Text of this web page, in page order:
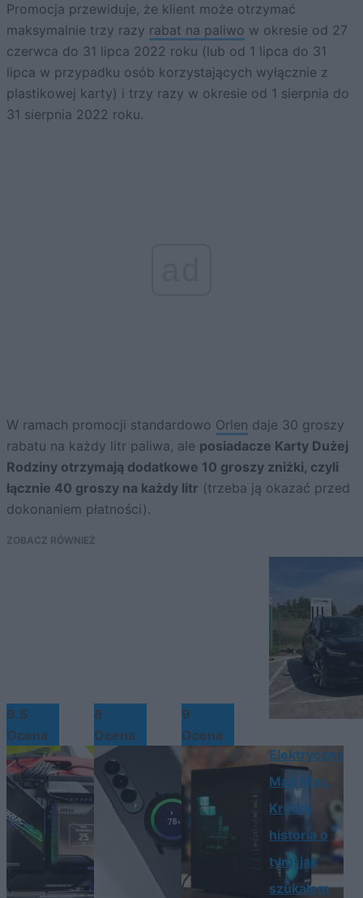
Promocja przewiduje, że klient może otrzymać
maksymalnie trzy razy rabat na paliwo w okresie od 27
czerwca do 31 lipca 2022 roku (lub od 1 lipca do 31
lipca w przypadku osób korzystających wyłącznie z
plastikowej karty) i trzy razy w okresie od 1 sierpnia do
31 sierpnia 2022 roku.
W ramach promocji standardowo Orlen daje 30 groszy
rabatu na każdy litr paliwa, ale posiadacze Karty Dużej
Rodziny otrzymają dodatkowe 10 groszy zniżki, czyli
łącznie 40 groszy na każdy litr (trzeba ją okazać przed
dokonaniem płatności).
ZOBACZ RÓWNIEŻ
9.5
Ocena
8
Ocena
9
Ocena
Elektryczny
Mad Max.
Krótka
historia o
tym, jak
szukałem